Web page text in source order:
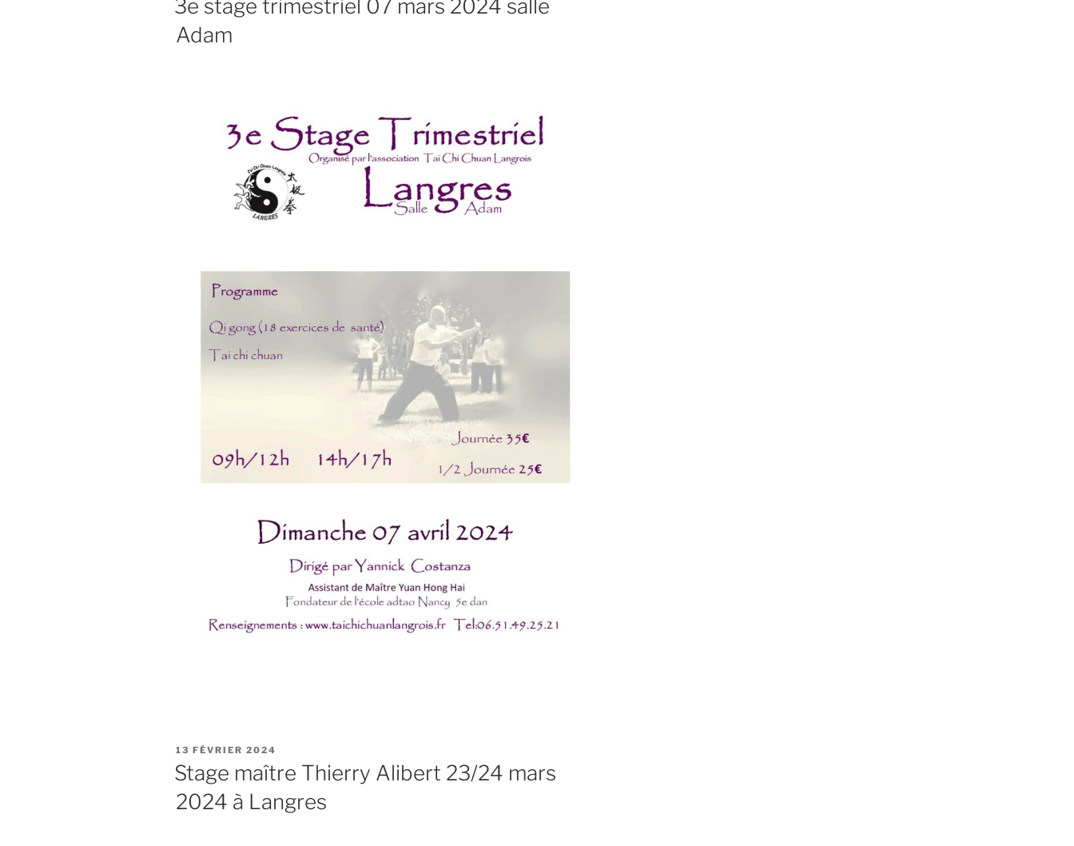
3e stage trimestriel 07 mars 2024 salle
Adam
PUBLIÉ
LE
13 FÉVRIER 2024
Stage maître Thierry Alibert 23/24 mars
2024 à Langres